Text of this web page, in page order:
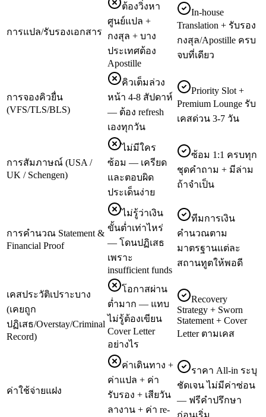
การแปล/รับรองเอกสาร
ต้องวิ่งหา
ศูนย์แปล +
กงสุล + บาง
ประเทศต้อง
Apostille
In-house
Translation + รับรอง
กงสุล/Apostille ครบ
จบที่เดียว
การจองคิวยื่น
(VFS/TLS/BLS)
คิวเต็มล่วง
หน้า 4-8 สัปดาห์
— ต้อง refresh
เองทุกวัน
Priority Slot +
Premium Lounge รับ
เคสด่วน 3-7 วัน
การสัมภาษณ์ (USA /
UK / Schengen)
ไม่มีใคร
ซ้อม — เครียด
และตอบผิด
ประเด็นง่าย
ซ้อม 1:1 ครบทุก
ชุดคำถาม + มีล่าม
ถ้าจำเป็น
การคำนวณ Statement &
Financial Proof
ไม่รู้ว่าเงิน
ขั้นต่ำเท่าไหร่
— โดนปฏิเสธ
เพราะ
insufficient funds
ทีมการเงิน
คำนวณตาม
มาตรฐานแต่ละ
สถานทูตให้พอดี
เคสประวัติเปราะบาง
(เคยถูก
ปฏิเสธ/Overstay/Criminal
Record)
โอกาสผ่าน
ต่ำมาก — แทบ
ไม่รู้ต้องเขียน
Cover Letter
อย่างไร
Recovery
Strategy + Sworn
Statement + Cover
Letter ตามเคส
ค่าใช้จ่ายแฝง
ค่าเดินทาง +
ค่าแปล + ค่า
รับรอง + เสียวัน
ลางาน + ค่า re-
ราคา All-in ระบุ
ชัดเจน ไม่มีค่าซ่อน
— ฟรีคำปรึกษา
ก่อนเริ่ม